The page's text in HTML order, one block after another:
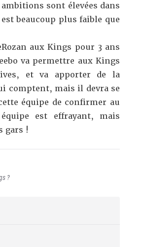
?
sont élevées dans
beaucoup plus faible que
aux Kings pour 3 ans
va permettre aux Kings
et va apporter de la
comptent, mais il devra se
équipe de confirmer au
est effrayant, mais
gars !